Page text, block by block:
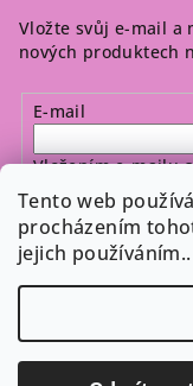
Tento web
procházením
jejich
Vložte svůj e-mail a
nových produktech
E-mail
Vložením e-mailu
osobních údajů
Přihlásit se